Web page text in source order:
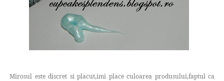
Mirosul este discret si placut,imi place culoarea produsului,faptul ca